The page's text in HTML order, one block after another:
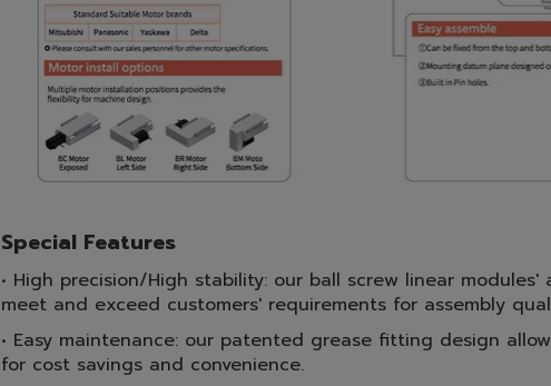
Special Features
• High precision/High stability: our ball screw linear
meet and exceed customers' requirements for assembly
• Easy maintenance: our patented grease fitting design
for cost savings and convenience.